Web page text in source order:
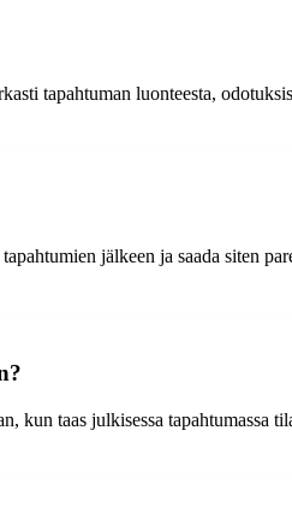
tapahtuman luonteesta,
jälkeen ja saada siten
kun taas julkisessa tapahtumassa